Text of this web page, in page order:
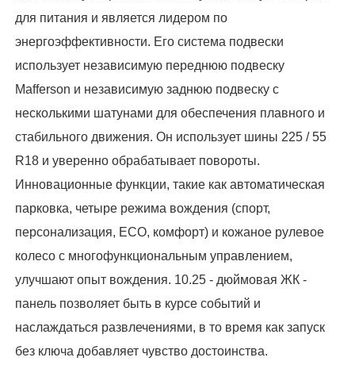
для питания и является лидером по
энергоэффективности. Его система подвески
использует независимую переднюю подвеску
Mafferson и независимую заднюю подвеску с
несколькими шатунами для обеспечения плавного и
стабильного движения. Он использует шины 225 / 55
R18 и уверенно обрабатывает повороты.
Инновационные функции, такие как автоматическая
парковка, четыре режима вождения (спорт,
персонализация, ECO, комфорт) и кожаное рулевое
колесо с многофункциональным управлением,
улучшают опыт вождения. 10.25 - дюймовая ЖК -
панель позволяет быть в курсе событий и
наслаждаться развлечениями, в то время как запуск
без ключа добавляет чувство достоинства.